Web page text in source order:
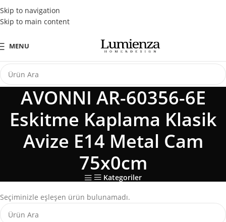
Skip to navigation
Skip to main content
Tüm Kredi Kartlarına Peşin Fiyatına 3 Taksit Fırsatı
MENU
AVONNI AR-60356-6E
Eskitme Kaplama Klasik
Avize E14 Metal Cam
75x0cm
Kategoriler
Seçiminizle eşleşen ürün bulunamadı.